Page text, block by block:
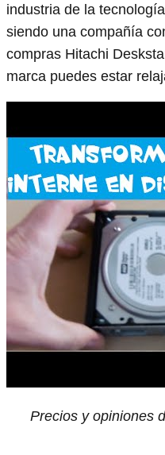
industria de la
siendo una compañía
compras Hitachi
marca puedes estar
Precios y opiniones